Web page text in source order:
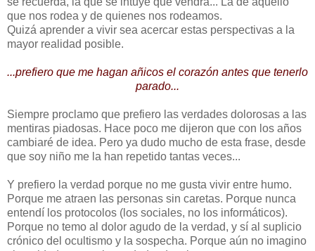
que nos rodea y de quienes nos rodeamos.
Quizá aprender a vivir sea acercar estas perspectivas a la
mayor realidad posible.
...prefiero que me hagan añicos el corazón antes que tenerlo
parado...
Siempre proclamo que prefiero las verdades dolorosas a las
mentiras piadosas. Hace poco me dijeron que con los años
cambiaré de idea. Pero ya dudo mucho de esta frase, desde
que soy niño me la han repetido tantas veces...
Y prefiero la verdad porque no me gusta vivir entre humo.
Porque me atraen las personas sin caretas. Porque nunca
entendí los protocolos (los sociales, no los informáticos).
Porque no temo al dolor agudo de la verdad, y sí al suplicio
crónico del ocultismo y la sospecha. Porque aún no imagino